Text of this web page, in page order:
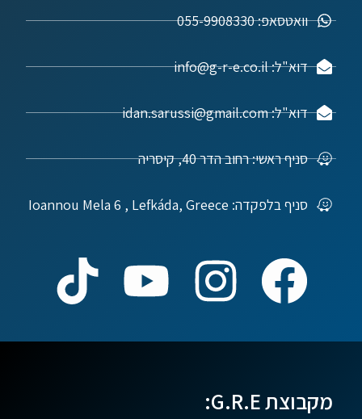
וואטסאפ: 055-9908330
דוא"ל: info@g-r-e.co.il
דוא"ל: idan.sarussi@gmail.com
סניף ראשי: רחוב הדר 40, קיסריה
סניף בלפקדה: Ioannou Mela 6 , Lefkáda, Greece
מקבוצת G.R.E: